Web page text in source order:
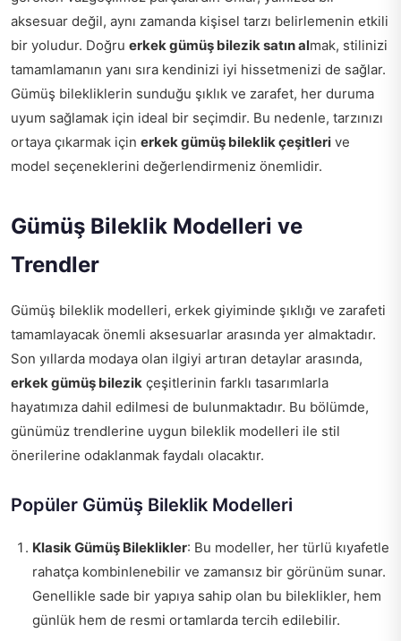
aksesuar değil, aynı zamanda kişisel tarzı belirlemenin etkili
bir yoludur. Doğru erkek gümüş bilezik satın almak, stilinizi
tamamlamanın yanı sıra kendinizi iyi hissetmenizi de sağlar.
Gümüş bilekliklerin sunduğu şıklık ve zarafet, her duruma
uyum sağlamak için ideal bir seçimdir. Bu nedenle, tarzınızı
ortaya çıkarmak için erkek gümüş bileklik çeşitleri ve
model seçeneklerini değerlendirmeniz önemlidir.
Gümüş Bileklik Modelleri ve
Trendler
Gümüş bileklik modelleri, erkek giyiminde şıklığı ve zarafeti
tamamlayacak önemli aksesuarlar arasında yer almaktadır.
Son yıllarda modaya olan ilgiyi artıran detaylar arasında,
erkek gümüş bilezik çeşitlerinin farklı tasarımlarla
hayatımıza dahil edilmesi de bulunmaktadır. Bu bölümde,
günümüz trendlerine uygun bileklik modelleri ile stil
önerilerine odaklanmak faydalı olacaktır.
Popüler Gümüş Bileklik Modelleri
Klasik Gümüş Bileklikler: Bu modeller, her türlü kıyafetle
rahatça kombinlenebilir ve zamansız bir görünüm sunar.
Genellikle sade bir yapıya sahip olan bu bileklikler, hem
günlük hem de resmi ortamlarda tercih edilebilir.